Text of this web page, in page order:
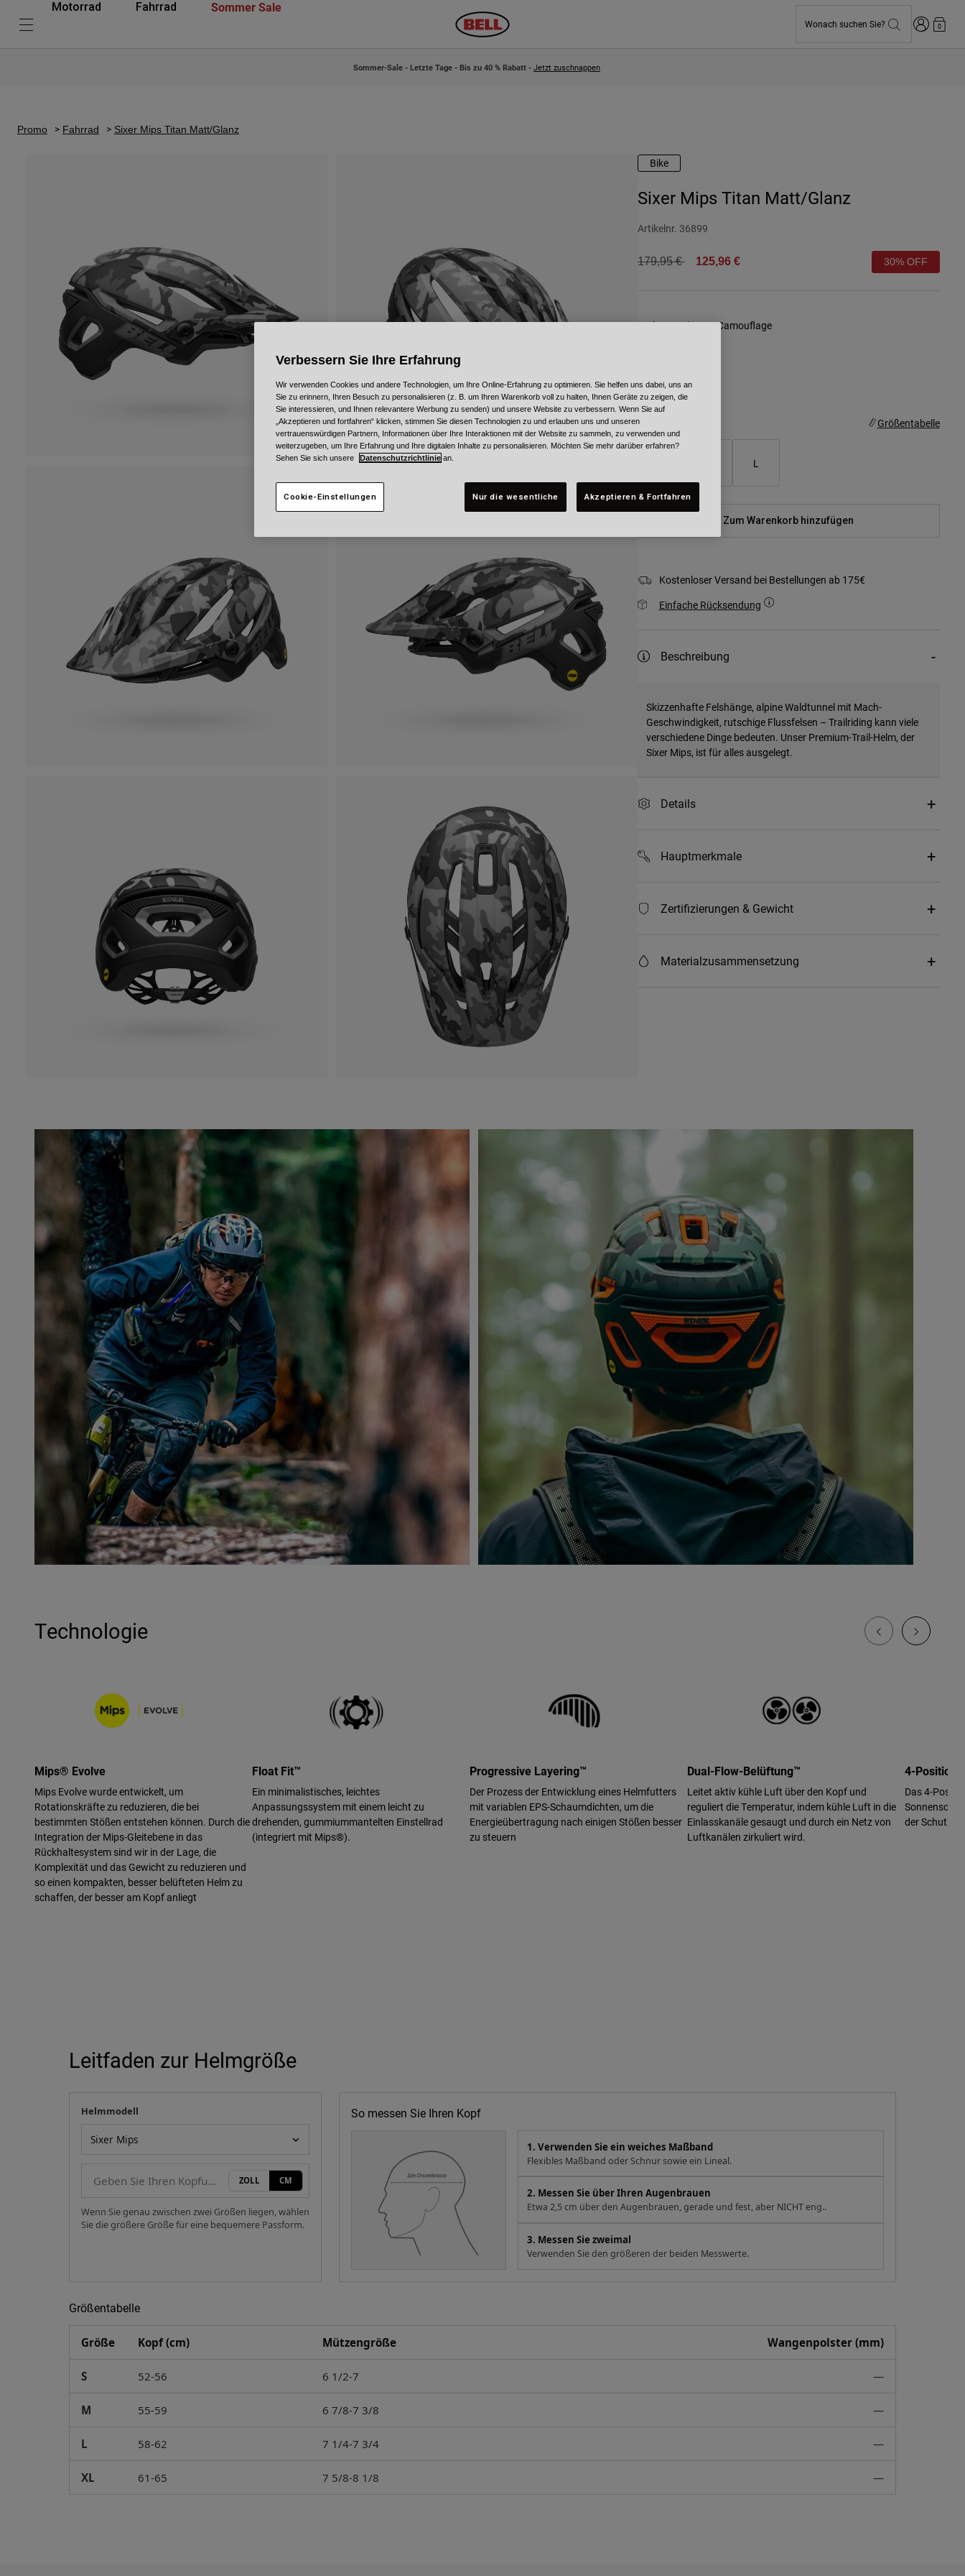
Motorrad Fahrrad Sommer Sale
Wonach suchen Sie? Anmelden
0
Sommer-Sale - Letzte Tage - Bis zu 40 % Rabatt - Jetzt zuschnappen
Promo Fahrrad Sixer Mips Titan Matt/Glanz
Bike
Sixer Mips Titan Matt/Glanz
Artikelnr. 36899
Price reduced from
179,95 €to 125,96 € 30% OFF
Farben -Schwarz Camouflage
ausgewählt
Größe Größentabelle
L
Zum Warenkorb hinzufügen
Kostenloser Versand bei Bestellungen ab 175€
Einfache Rücksendung
Beschreibung
Skizzenhafte Felshänge, alpine Waldtunnel mit Mach-
Geschwindigkeit, rutschige Flussfelsen – Trailriding kann viele
verschiedene Dinge bedeuten. Unser Premium-Trail-Helm, der
Sixer Mips, ist für alles ausgelegt.
Details
Hauptmerkmale
Zertifizierungen & Gewicht
Materialzusammensetzung
Technologie
Mips® Evolve
Mips Evolve wurde entwickelt, um
Rotationskräfte zu reduzieren, die bei
bestimmten Stößen entstehen können. Durch die
Integration der Mips-Gleitebene in das
Rückhaltesystem sind wir in der Lage, die
Komplexität und das Gewicht zu reduzieren und
so einen kompakten, besser belüfteten Helm zu
schaffen, der besser am Kopf anliegt
Float Fit™
Ein minimalistisches, leichtes
Anpassungssystem mit einem leicht zu
drehenden, gummiummantelten Einstellrad
(integriert mit Mips®).
Progressive Layering™
Der Prozess der Entwicklung eines Helmfutters
mit variablen EPS-Schaumdichten, um die
Energieübertragung nach einigen Stößen besser
zu steuern
Dual-Flow-Belüftung™
Leitet aktiv kühle Luft über den Kopf und
reguliert die Temperatur, indem kühle Luft in die
Einlasskanäle gesaugt und durch ein Netz von
Luftkanälen zirkuliert wird.
4-
Das 4-
der
Leitfaden zur Helmgröße
So messen Sie Ihren Kopf
1. Verwenden Sie ein weiches Maßband
Flexibles Maßband oder Schnur sowie ein Lineal.
2. Messen Sie über Ihren Augenbrauen
Etwa 2,5 cm über den Augenbrauen, gerade und fest, aber NICHT eng..
3. Messen Sie zweimal
Verwenden Sie den größeren der beiden Messwerte.
Ihre Messung
Helmmodell
ZOLL CM
Wenn Sie genau zwischen zwei Größen liegen, wählen
Sie die größere Größe für eine bequemere Passform.
Größentabelle
Größe Kopf (cm) Mützengröße Wangenpolster (mm)
S 52-56 6 1/2-7 —
M 55-59 6 7/8-7 3/8 —
L 58-62 7 1/4-7 3/4 —
XL 61-65 7 5/8-8 1/8 —
Verbessern Sie Ihre Erfahrung
Wir verwenden Cookies und andere Technologien, um Ihre Online-Erfahrung zu optimieren. Sie helfen uns dabei, uns an
Sie zu erinnern, Ihren Besuch zu personalisieren (z. B. um Ihren Warenkorb voll zu halten, Ihnen Geräte zu zeigen, die
Sie interessieren, und Ihnen relevantere Werbung zu senden) und unsere Website zu verbessern. Wenn Sie auf
„Akzeptieren und fortfahren“ klicken, stimmen Sie diesen Technologien zu und erlauben uns und unseren
vertrauenswürdigen Partnern, Informationen über Ihre Interaktionen mit der Website zu sammeln, zu verwenden und
weiterzugeben, um Ihre Erfahrung und Ihre digitalen Inhalte zu personalisieren. Möchten Sie mehr darüber erfahren?
Sehen Sie sich unsere
Datenschutzrichtlinie an.
Cookie-Einstellungen Nur die wesentliche Akzeptieren & Fortfahren